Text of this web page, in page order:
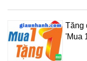
Tăng
'Mua